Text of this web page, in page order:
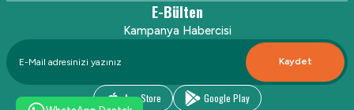
E-Bülten
Kampanya Habercisi
Kaydet
App Store Google Play